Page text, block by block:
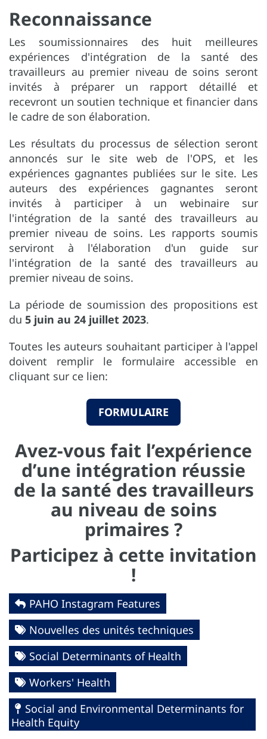
Reconnaissance
Les soumissionnaires des huit meilleures
expériences d'intégration de la santé des
travailleurs au premier niveau de soins seront
invités à préparer un rapport détaillé et
recevront un soutien technique et financier dans
le cadre de son élaboration.
Les résultats du processus de sélection seront
annoncés sur le site web de l'OPS, et les
expériences gagnantes publiées sur le site. Les
auteurs des expériences gagnantes seront
invités à participer à un webinaire sur
l'intégration de la santé des travailleurs au
premier niveau de soins. Les rapports soumis
serviront à l'élaboration d'un guide sur
l'intégration de la santé des travailleurs au
premier niveau de soins.
La période de soumission des propositions est
du 5 juin au 24 juillet 2023.
Toutes les auteurs souhaitant participer à l'appel
doivent remplir le formulaire accessible en
cliquant sur ce lien:
FORMULAIRE
Avez-vous fait l’expérience
d’une intégration réussie
de la santé des travailleurs
au niveau de soins
primaires ?
Participez à cette invitation
!
PAHO Instagram Features
Nouvelles des unités techniques
Social Determinants of Health
Workers' Health
Social and Environmental Determinants for
Health Equity